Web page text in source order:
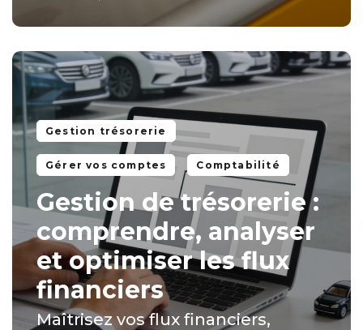
Gestion trésorerie
Gérer vos comptes Comptabilité
Gestion de trésorerie :
comprendre, analyser
et optimiser les flux
financiers
Maîtrisez vos flux financiers,